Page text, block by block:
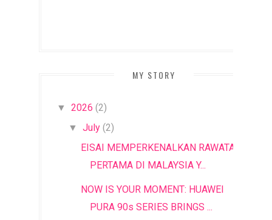
MY STORY
▼ 2026 (2)
▼ July (2)
EISAI MEMPERKENALKAN RAWATAN
PERTAMA DI MALAYSIA Y...
NOW IS YOUR MOMENT: HUAWEI
PURA 90s SERIES BRINGS ...